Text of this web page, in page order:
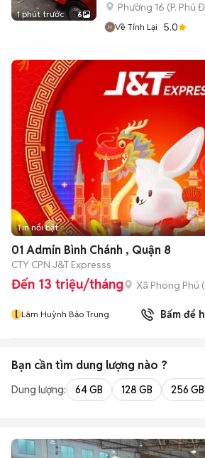
1 phút trước 6
Phường 16 (P. Phú
Về Tính Lại 5.0
Tin nổi bật
01 Admin Bình Chánh , Quận 8
CTY CPN J&T Expresss
Đến 13 triệu/tháng Xã Phong Phú (
l Lâm Huỳnh Bảo Trung Bấm để
Bạn cần tìm dung lượng nào ?
Dung lượng: 64 GB 128 GB 256 GB